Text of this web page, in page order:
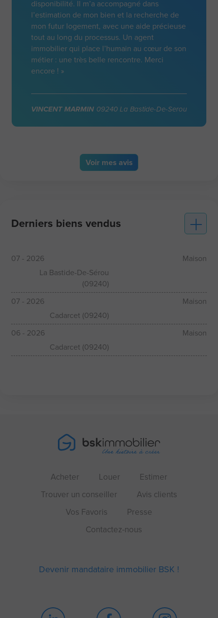
Voir mes avis
disponibilité. Il m’a accompagné dans
l’estimation de mon bien et la recherche de
mon futur logement, avec une aide précieuse
tout au long du processus. Un agent
immobilier qui place l’humain au cœur de son
métier : une très belle rencontre. Merci
encore ! »
VINCENT MARMIN 09240 La Bastide-De-Serou
Derniers biens vendus
07 - 2026
Maison
La Bastide-De-Sérou
(09240)
07 - 2026
Maison
Cadarcet (09240)
06 - 2026
Maison
Cadarcet (09240)
Acheter Louer
Estimer
Trouver un conseiller
Avis clients
Vos Favoris
Presse
Contactez-nous
Devenir mandataire immobilier BSK !